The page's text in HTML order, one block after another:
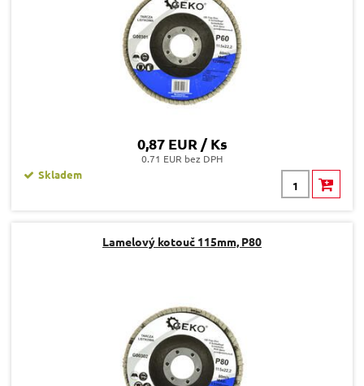
0,87 EUR / Ks
0.71 EUR bez DPH
Skladem
Lamelový kotouč 115mm, P80